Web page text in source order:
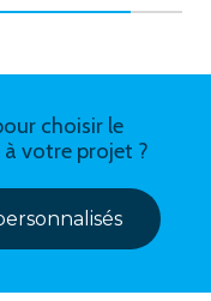
choisir le
votre projet ?